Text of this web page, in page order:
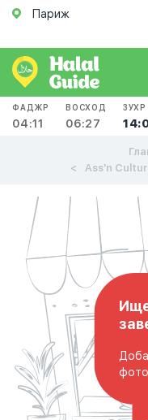
Париж
ФАДЖР
04:11
ВОСХОД
06:27
ЗУХР
Ass'n
фото